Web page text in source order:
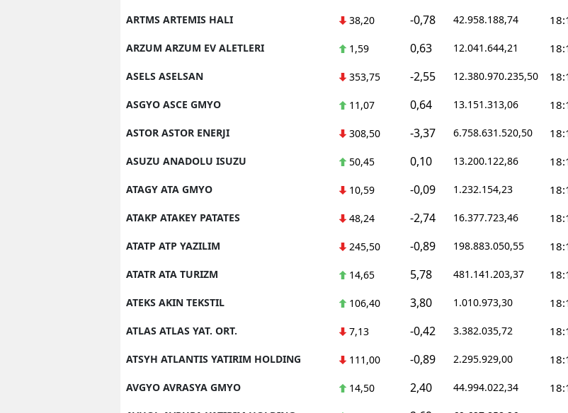
ARTMS ARTEMIS HALI 38,20 -0,78 42.958.188,74
ARZUM ARZUM EV ALETLERI 1,59 0,63 12.041.644,21
ASELS ASELSAN 353,75 -2,55 12.380.970.235,50
ASGYO ASCE GMYO 11,07 0,64 13.151.313,06
ASTOR ASTOR ENERJI 308,50 -3,37 6.758.631.520,50
ASUZU ANADOLU ISUZU 50,45 0,10 13.200.122,86
ATAGY ATA GMYO 10,59 -0,09 1.232.154,23
ATAKP ATAKEY PATATES 48,24 -2,74 16.377.723,46
ATATP ATP YAZILIM 245,50 -0,89 198.883.050,55
ATATR ATA TURIZM 14,65 5,78 481.141.203,37
ATEKS AKIN TEKSTIL 106,40 3,80 1.010.973,30
ATLAS ATLAS YAT. ORT. 7,13 -0,42 3.382.035,72
ATSYH ATLANTIS YATIRIM HOLDING 111,00 -0,89 2.295.929,00
AVGYO AVRASYA GMYO 14,50 2,40 44.994.022,34